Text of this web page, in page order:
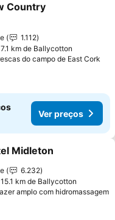
aos favoritos
Country
1.112
km de Ballycotton
do campo de East Cork
Ver preços
aos favoritos
Midleton
6.232
km de Ballycotton
amplo com hidromassagem